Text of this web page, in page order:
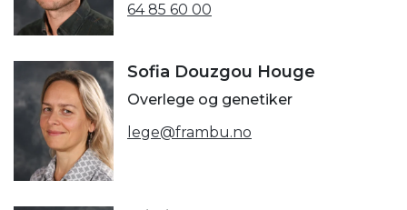
64 85 60 00
Sofia Douzgou Houge
Overlege og genetiker
lege@frambu.no